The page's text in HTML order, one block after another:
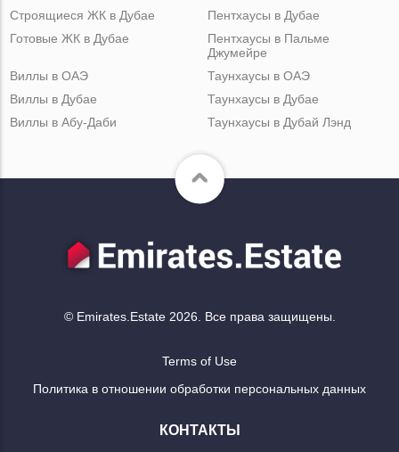
Строящиеся ЖК в Дубае
Готовые ЖК в Дубае
Пентхаусы в Дубае
Пентхаусы в Пальме
Джумейре
Виллы в ОАЭ
Виллы в Дубае
Виллы в Абу-Даби
Таунхаусы в ОАЭ
Таунхаусы в Дубае
Таунхаусы в Дубай Лэнд
© Emirates.Estate 2026. Все права защищены.
Terms of Use
Политика в отношении обработки персональных данных
КОНТАКТЫ